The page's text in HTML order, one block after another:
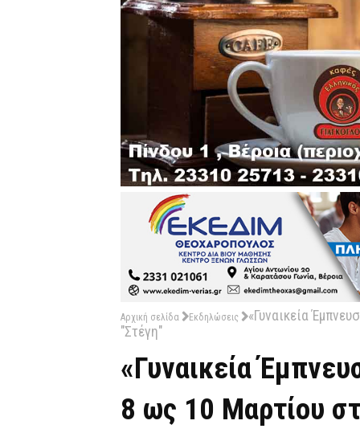
Αρχική σελίδα Εκδηλώσεις
«Γυναικεία
"Στέγη"
«Γυναικεία
8 ως 10 Μαρτίου